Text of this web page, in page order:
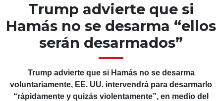
Trump advierte que si
Hamás no se desarma “ellos
serán desarmados”
Trump advierte que si Hamás no se desarma
voluntariamente, EE. UU. intervendrá para desarmarlo
“rápidamente y quizás violentamente”, en medio del